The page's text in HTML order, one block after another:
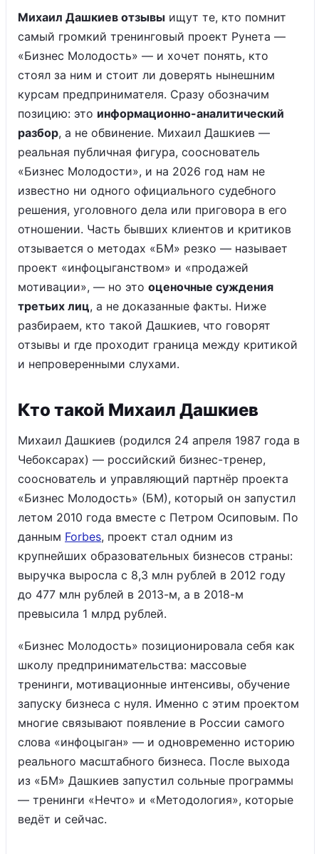
Михаил Дашкиев отзывы ищут те, кто помнит
самый громкий тренинговый проект Рунета —
«Бизнес Молодость» — и хочет понять, кто
стоял за ним и стоит ли доверять нынешним
курсам предпринимателя. Сразу обозначим
позицию: это информационно-аналитический
разбор, а не обвинение. Михаил Дашкиев —
реальная публичная фигура, сооснователь
«Бизнес Молодости», и на 2026 год нам не
известно ни одного официального судебного
решения, уголовного дела или приговора в его
отношении. Часть бывших клиентов и критиков
отзывается о методах «БМ» резко — называет
проект «инфоцыганством» и «продажей
мотивации», — но это оценочные суждения
третьих лиц, а не доказанные факты. Ниже
разбираем, кто такой Дашкиев, что говорят
отзывы и где проходит граница между критикой
и непроверенными слухами.
Кто такой Михаил Дашкиев
Михаил Дашкиев (родился 24 апреля 1987 года в
Чебоксарах) — российский бизнес-тренер,
сооснователь и управляющий партнёр проекта
«Бизнес Молодость» (БМ), который он запустил
летом 2010 года вместе с Петром Осиповым. По
данным Forbes, проект стал одним из
крупнейших образовательных бизнесов страны:
выручка выросла с 8,3 млн рублей в 2012 году
до 477 млн рублей в 2013-м, а в 2018-м
превысила 1 млрд рублей.
«Бизнес Молодость» позиционировала себя как
школу предпринимательства: массовые
тренинги, мотивационные интенсивы, обучение
запуску бизнеса с нуля. Именно с этим проектом
многие связывают появление в России самого
слова «инфоцыган» — и одновременно историю
реального масштабного бизнеса. После выхода
из «БМ» Дашкиев запустил сольные программы
— тренинги «Нечто» и «Методология», которые
ведёт и сейчас.